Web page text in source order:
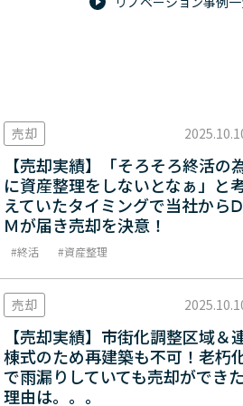
売却
【売却実績】「そろそろ終活の
に資産整理をしないとなぁ」と
えていたタイミングで当社からⅮ
Ｍが届き売却を決意！
終活 資産整理
売却
【売却実績】市街化調整区域＆
棟式のため再建築も不可！老朽
で雨漏りしていても売却ができ
理由は。。。